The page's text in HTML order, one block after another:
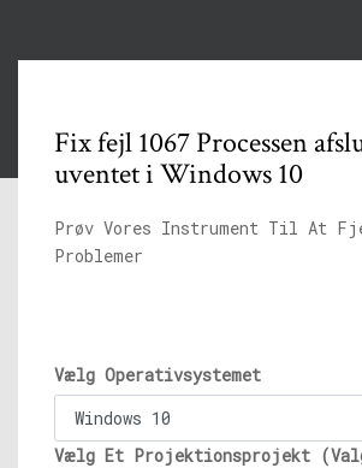
Fix fejl 1067 Processen
uventet i Windows 10
Prøv Vores Instrument Til At
Problemer
Vælg Operativsystemet
Vælg Et Projektionsprojekt